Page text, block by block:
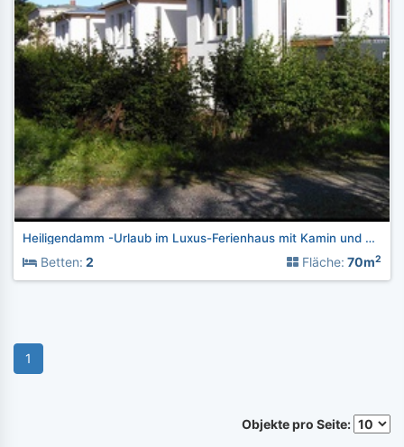
Heiligendamm -Urlaub im Luxus-Ferienhaus mit Kamin und Sauna
Betten: 2 Fläche: 70m2
1
Objekte pro Seite: